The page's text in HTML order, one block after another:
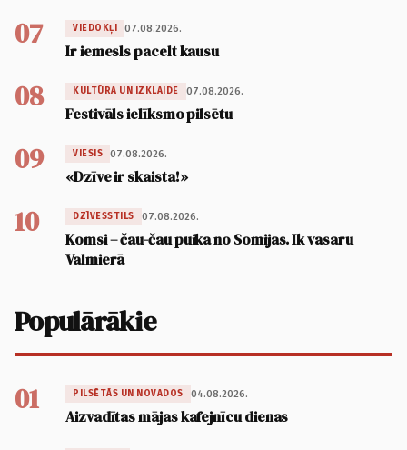
07 VIEDOKĻI 07.08.2026.
Ir iemesls pacelt kausu
08 KULTŪRA UN IZKLAIDE 07.08.2026.
Festivāls ielīksmo pilsētu
09 VIESIS 07.08.2026.
«Dzīve ir skaista!»
10 DZĪVESSTILS 07.08.2026.
Komsi – čau-čau puika no Somijas. Ik vasaru
Valmierā
Populārākie
01 PILSĒTĀS UN NOVADOS 04.08.2026.
Aizvadītas mājas kafejnīcu dienas